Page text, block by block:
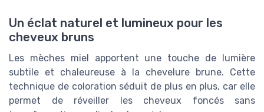
Un éclat naturel et lumineux pour les
cheveux bruns
Les mèches miel apportent une touche de lumière
subtile et chaleureuse à la chevelure brune. Cette
technique de coloration séduit de plus en plus, car elle
permet de réveiller les cheveux foncés sans